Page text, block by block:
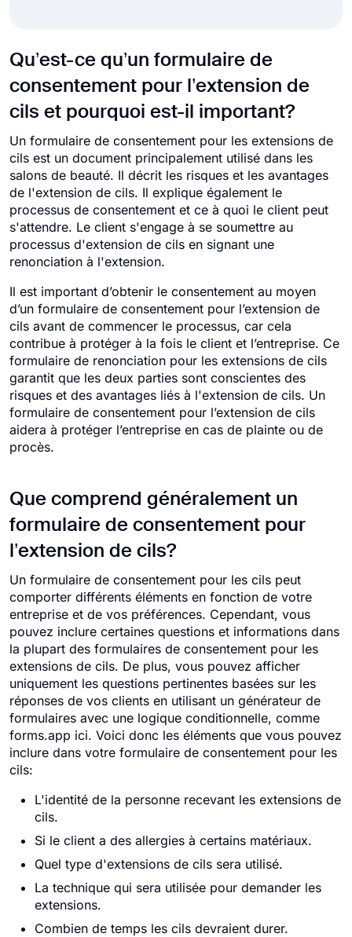
Qu’est-ce qu’un formulaire de
consentement pour l’extension de
cils et pourquoi est-il important?
Un formulaire de consentement pour les extensions de
cils est un document principalement utilisé dans les
salons de beauté. Il décrit les risques et les avantages
de l'extension de cils. Il explique également le
processus de consentement et ce à quoi le client peut
s'attendre. Le client s'engage à se soumettre au
processus d'extension de cils en signant une
renonciation à l'extension.
Il est important d’obtenir le consentement au moyen
d’un formulaire de consentement pour l’extension de
cils avant de commencer le processus, car cela
contribue à protéger à la fois le client et l’entreprise. Ce
formulaire de renonciation pour les extensions de cils
garantit que les deux parties sont conscientes des
risques et des avantages liés à l'extension de cils. Un
formulaire de consentement pour l’extension de cils
aidera à protéger l’entreprise en cas de plainte ou de
procès.
Que comprend généralement un
formulaire de consentement pour
l’extension de cils?
Un formulaire de consentement pour les cils peut
comporter différents éléments en fonction de votre
entreprise et de vos préférences. Cependant, vous
pouvez inclure certaines questions et informations dans
la plupart des formulaires de consentement pour les
extensions de cils. De plus, vous pouvez afficher
uniquement les questions pertinentes basées sur les
réponses de vos clients en utilisant un générateur de
formulaires avec une logique conditionnelle, comme
forms.app ici. Voici donc les éléments que vous pouvez
inclure dans votre formulaire de consentement pour les
cils:
L'identité de la personne recevant les extensions de
cils.
Si le client a des allergies à certains matériaux.
Quel type d'extensions de cils sera utilisé.
La technique qui sera utilisée pour demander les
extensions.
Combien de temps les cils devraient durer.